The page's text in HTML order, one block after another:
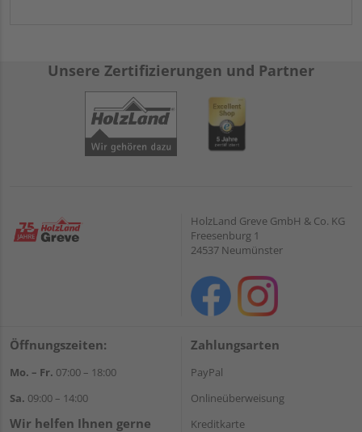
Unsere Zertifizierungen und Partner
HolzLand Greve GmbH & Co. KG
Freesenburg 1
24537 Neumünster
Öffnungszeiten:
Mo. – Fr. 07:00 – 18:00
Sa. 09:00 – 14:00
Wir helfen Ihnen gerne
Zahlungsarten
PayPal
Onlineüberweisung
Kreditkarte